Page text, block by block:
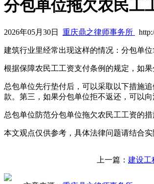
分包单位拖欠农民工
2026年05月30日 重庆鼎之律师事务所
建筑行业里经常出现这样的情况：分包单
根据保障农民工工资支付条例的规定，如
总包单位先行垫付后，可以采取以下措施
款。第三，如果分包单位拒不返还，可以向
总包单位防范分包单位拖欠农民工工资的
本文观点仅供参考，具体法律问题请结合实
上一篇： 建设工